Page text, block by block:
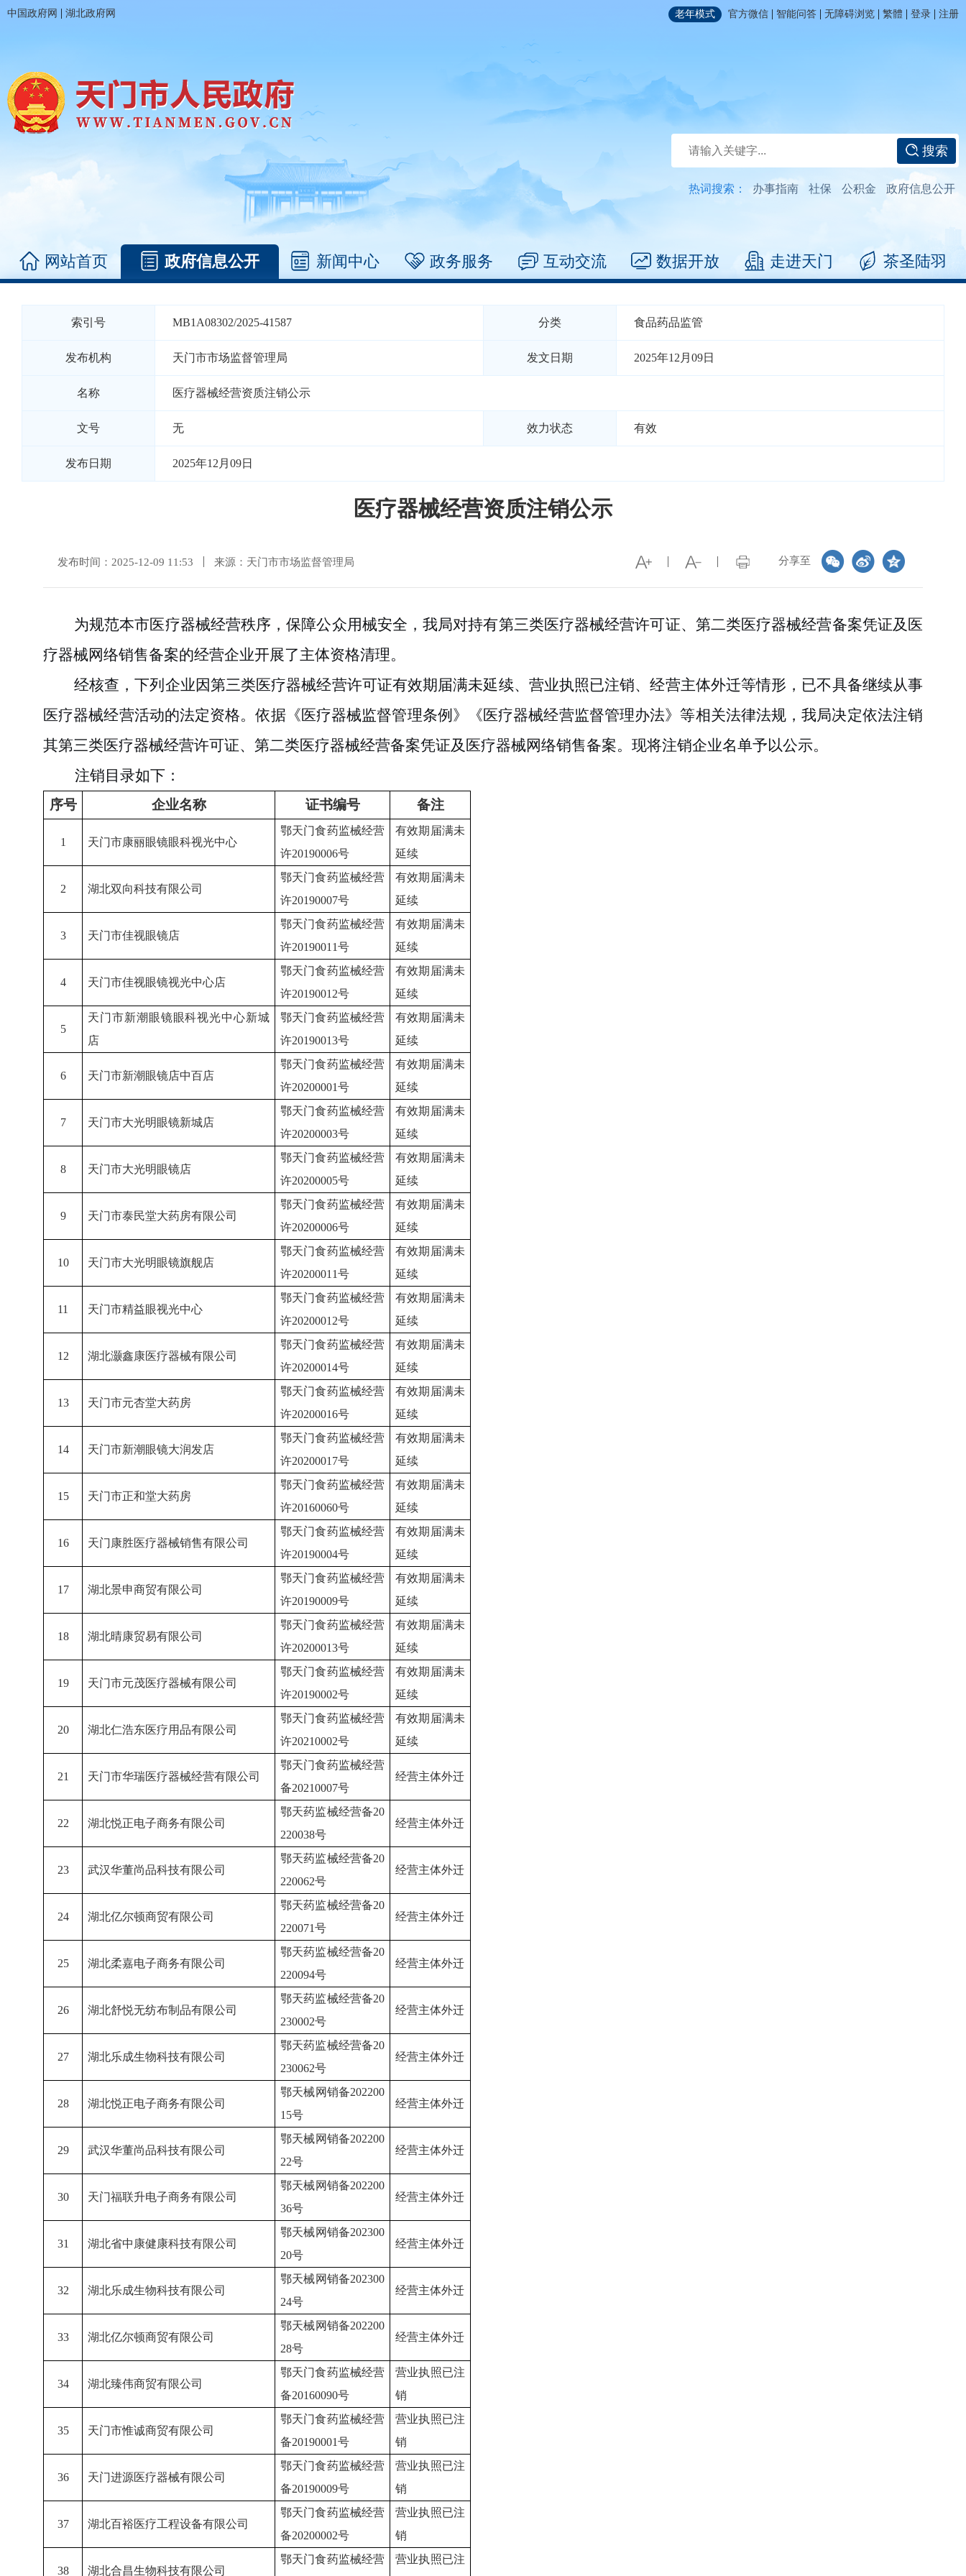
中国政府网 | 湖北政府网 老年模式 官方微信 | 智能问答 | 无障碍浏览 | 繁體 | 登录 | 注册
搜索
热词搜索： 办事指南 社保 公积金 政府信息公开
网站首页 政府信息公开 新闻中心 政务服务 互动交流 数据开放 走进天门 茶圣陆羽
索引号 MB1A08302/2025-41587 分类 食品药品监管
发布机构 天门市市场监督管理局 发文日期 2025年12月09日
名称 医疗器械经营资质注销公示
文号 无 效力状态 有效
发布日期 2025年12月09日
医疗器械经营资质注销公示
分享至
发布时间：2025-12-09 11:53 来源：天门市市场监督管理局
为规范本市医疗器械经营秩序，保障公众用械安全，我局对持有第三类医疗器械经营许可证、第二类医疗器械经营备案凭证及医
疗器械网络销售备案的经营企业开展了主体资格清理。
经核查，下列企业因第三类医疗器械经营许可证有效期届满未延续、营业执照已注销、经营主体外迁等情形，已不具备继续从事
医疗器械经营活动的法定资格。依据《医疗器械监督管理条例》《医疗器械经营监督管理办法》等相关法律法规，我局决定依法注销
其第三类医疗器械经营许可证、第二类医疗器械经营备案凭证及医疗器械网络销售备案。现将注销企业名单予以公示。
注销目录如下：
序号 企业名称 证书编号 备注
1 天门市康丽眼镜眼科视光中心
鄂天门食药监械经营
许20190006号
有效期届满未
延续
2 湖北双向科技有限公司
鄂天门食药监械经营
许20190007号
有效期届满未
延续
3 天门市佳视眼镜店
鄂天门食药监械经营
许20190011号
有效期届满未
延续
4 天门市佳视眼镜视光中心店
鄂天门食药监械经营
许20190012号
有效期届满未
延续
5
天门市新潮眼镜眼科视光中心新城
店
鄂天门食药监械经营
许20190013号
有效期届满未
延续
6 天门市新潮眼镜店中百店
鄂天门食药监械经营
许20200001号
有效期届满未
延续
7 天门市大光明眼镜新城店
鄂天门食药监械经营
许20200003号
有效期届满未
延续
8 天门市大光明眼镜店
鄂天门食药监械经营
许20200005号
有效期届满未
延续
9 天门市泰民堂大药房有限公司
鄂天门食药监械经营
许20200006号
有效期届满未
延续
10 天门市大光明眼镜旗舰店
鄂天门食药监械经营
许20200011号
有效期届满未
延续
11 天门市精益眼视光中心
鄂天门食药监械经营
许20200012号
有效期届满未
延续
12 湖北灏鑫康医疗器械有限公司
鄂天门食药监械经营
许20200014号
有效期届满未
延续
13 天门市元杏堂大药房
鄂天门食药监械经营
许20200016号
有效期届满未
延续
14 天门市新潮眼镜大润发店
鄂天门食药监械经营
许20200017号
有效期届满未
延续
15 天门市正和堂大药房
鄂天门食药监械经营
许20160060号
有效期届满未
延续
16 天门康胜医疗器械销售有限公司
鄂天门食药监械经营
许20190004号
有效期届满未
延续
17 湖北景申商贸有限公司
鄂天门食药监械经营
许20190009号
有效期届满未
延续
18 湖北晴康贸易有限公司
鄂天门食药监械经营
许20200013号
有效期届满未
延续
19 天门市元茂医疗器械有限公司
鄂天门食药监械经营
许20190002号
有效期届满未
延续
20 湖北仁浩东医疗用品有限公司
鄂天门食药监械经营
许20210002号
有效期届满未
延续
21 天门市华瑞医疗器械经营有限公司
鄂天门食药监械经营
备20210007号
经营主体外迁
22 湖北悦正电子商务有限公司
鄂天药监械经营备20
220038号
经营主体外迁
23 武汉华董尚品科技有限公司
鄂天药监械经营备20
220062号
经营主体外迁
24 湖北亿尔顿商贸有限公司
鄂天药监械经营备20
220071号
经营主体外迁
25 湖北柔嘉电子商务有限公司
鄂天药监械经营备20
220094号
经营主体外迁
26 湖北舒悦无纺布制品有限公司
鄂天药监械经营备20
230002号
经营主体外迁
27 湖北乐成生物科技有限公司
鄂天药监械经营备20
230062号
经营主体外迁
28 湖北悦正电子商务有限公司
鄂天械网销备202200
15号
经营主体外迁
29 武汉华董尚品科技有限公司
鄂天械网销备202200
22号
经营主体外迁
30 天门福联升电子商务有限公司
鄂天械网销备202200
36号
经营主体外迁
31 湖北省中康健康科技有限公司
鄂天械网销备202300
20号
经营主体外迁
32 湖北乐成生物科技有限公司
鄂天械网销备202300
24号
经营主体外迁
33 湖北亿尔顿商贸有限公司
鄂天械网销备202200
28号
经营主体外迁
34 湖北臻伟商贸有限公司
鄂天门食药监械经营
备20160090号
营业执照已注
销
35 天门市惟诚商贸有限公司
鄂天门食药监械经营
备20190001号
营业执照已注
销
36 天门进源医疗器械有限公司
鄂天门食药监械经营
备20190009号
营业执照已注
销
37 湖北百裕医疗工程设备有限公司
鄂天门食药监械经营
备20200002号
营业执照已注
销
38 湖北合昌生物科技有限公司
鄂天门食药监械经营 营业执照已注